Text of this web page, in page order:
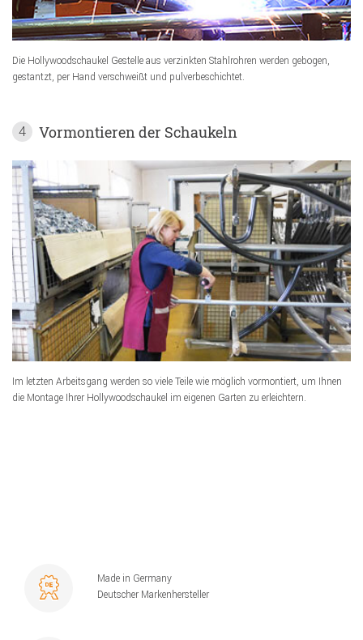
Die Hollywoodschaukel Gestelle aus verzinkten Stahlrohren werden gebogen,
gestantzt, per Hand verschweißt und pulverbeschichtet.
4 Vormontieren der Schaukeln
Im letzten Arbeitsgang werden so viele Teile wie möglich vormontiert, um Ihnen
die Montage Ihrer Hollywoodschaukel im eigenen Garten zu erleichtern.
Made in Germany
Deutscher Markenhersteller